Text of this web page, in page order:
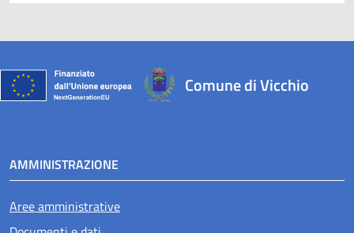
Comune di Vicchio
AMMINISTRAZIONE
Aree amministrative